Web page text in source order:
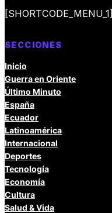
[SHORTCODE_MENU_1]
SECCIONES
Inicio
Guerra en Oriente
Último Minuto
España
Ecuador
Latinoamérica
Internacional
Deportes
Tecnología
Economía
Cultura
Salud & Vida